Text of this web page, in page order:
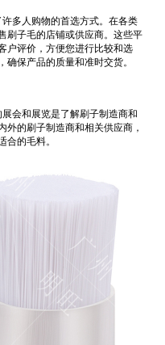
多人购物的首选方式。在各类
刷子毛的店铺或供应商。这些平
户评价，方便您进行比较和选
保产品的质量和准时交货。
会和展览是了解刷子制造商和
外的刷子制造商和相关供应商，
合的毛料。